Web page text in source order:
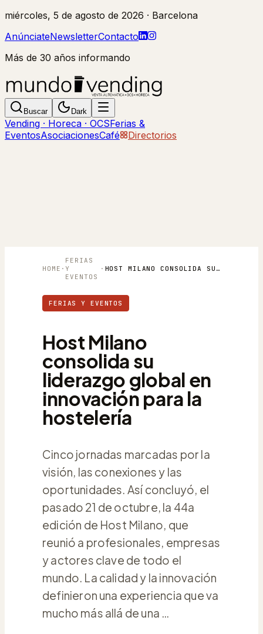
miércoles, 5 de agosto de 2026 · Barcelona
AnúnciateNewsletterContacto
Más de 30 años informando
Buscar Dark
Vending · Horeca · OCSFerias &
EventosAsociacionesCafé Directorios
HOME ·
FERIAS
Y
EVENTOS
· HOST MILANO CONSOLIDA SU LIDERAZGO GLOBAL EN INNOVACIÓN PARA LA HOSTELERÍA
FERIAS Y EVENTOS
Host Milano
consolida su
liderazgo global en
innovación para la
hostelería
Cinco jornadas marcadas por la
visión, las conexiones y las
oportunidades. Así concluyó, el
pasado 21 de octubre, la 44a
edición de Host Milano, que
reunió a profesionales, empresas
y actores clave de todo el
mundo. La calidad y la innovación
definieron una experiencia que va
mucho más allá de una …